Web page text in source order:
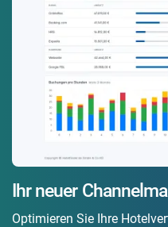
Ihr neuer
Optimieren Sie Ihre